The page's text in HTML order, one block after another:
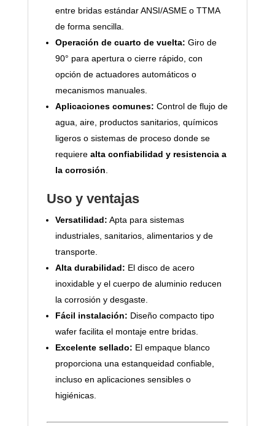
entre bridas estándar ANSI/ASME o TTMA
de forma sencilla.
Operación de cuarto de vuelta: Giro de
90° para apertura o cierre rápido, con
opción de actuadores automáticos o
mecanismos manuales.
Aplicaciones comunes: Control de flujo de
agua, aire, productos sanitarios, químicos
ligeros o sistemas de proceso donde se
requiere alta confiabilidad y resistencia a
la corrosión.
Uso y ventajas
Versatilidad: Apta para sistemas
industriales, sanitarios, alimentarios y de
transporte.
Alta durabilidad: El disco de acero
inoxidable y el cuerpo de aluminio reducen
la corrosión y desgaste.
Fácil instalación: Diseño compacto tipo
wafer facilita el montaje entre bridas.
Excelente sellado: El empaque blanco
proporciona una estanqueidad confiable,
incluso en aplicaciones sensibles o
higiénicas.